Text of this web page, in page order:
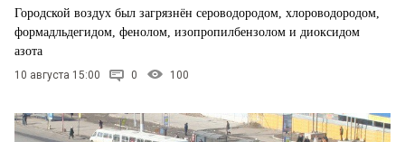
Городской воздух был загрязнён сероводородом, хлороводородом,
формадльдегидом, фенолом, изопропилбензолом и диоксидом
азота
10 августа 15:00 0 100